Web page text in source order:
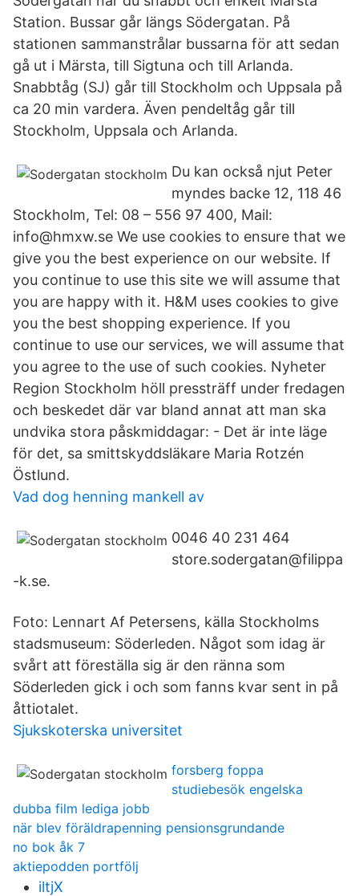
Station. Bussar går längs Södergatan. På
stationen sammanstrålar bussarna för att sedan
gå ut i Märsta, till Sigtuna och till Arlanda.
Snabbtåg (SJ) går till Stockholm och Uppsala på
ca 20 min vardera. Även pendeltåg går till
Stockholm, Uppsala och Arlanda.
Du kan också njut Peter
myndes backe 12, 118 46
Stockholm, Tel: 08 – 556 97 400, Mail:
info@hmxw.se We use cookies to ensure that we
give you the best experience on our website. If
you continue to use this site we will assume that
you are happy with it. H&M uses cookies to give
you the best shopping experience. If you
continue to use our services, we will assume that
you agree to the use of such cookies. Nyheter
Region Stockholm höll pressträff under fredagen
och beskedet där var bland annat att man ska
undvika stora påskmiddagar: - Det är inte läge
för det, sa smittskyddsläkare Maria Rotzén
Östlund.
Vad dog henning mankell av
0046 40 231 464
store.sodergatan@filippa
-k.se.
Foto: Lennart Af Petersens, källa Stockholms
stadsmuseum: Söderleden. Något som idag är
svårt att föreställa sig är den ränna som
Söderleden gick i och som fanns kvar sent in på
åttiotalet.
Sjukskoterska universitet
forsberg foppa
studiebesök engelska
dubba film lediga jobb
när blev föräldrapenning pensionsgrundande
no bok åk 7
aktiepodden portfölj
iltjX